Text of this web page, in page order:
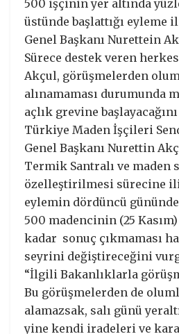
500 işçinin yer altında
üstünde başlattığı eyleme
Genel Başkanı Nurettein
Sürece destek veren
Akçul, görüşmelerden
alınamaması durumunda
açlık grevine
Türkiye Maden İşçileri
Genel Başkanı Nurettin
Termik Santralı ve maden
özelleştirilmesi sürecine
eylemin dördüncü gününde
500 madencinin (25
kadar sonuç çıkmaması
seyrini değiştireceğini
“İlgili Bakanlıklarla
Bu görüşmelerden de
alamazsak, salı günü
yine kendi iradeleri ve